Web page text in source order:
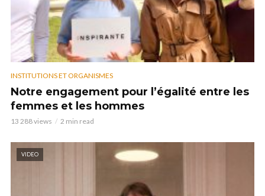
INSTITUTIONS ET ORGANISMES
Notre engagement pour l’égalité entre les
femmes et les hommes
13 288 views 2 min read
VIDEO